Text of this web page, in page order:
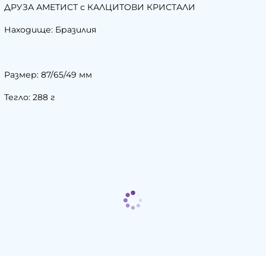
ДРУЗА АМЕТИСТ с КАЛЦИТОВИ КРИСТАЛИ
Находище: Бразилия
Размер: 87/65/49 мм
Тегло: 288 г